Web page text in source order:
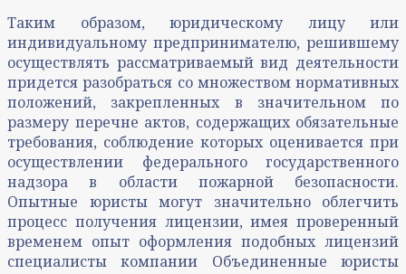
Таким образом, юридическому лицу или
индивидуальному предпринимателю, решившему
осуществлять рассматриваемый вид деятельности
придется разобраться со множеством нормативных
положений, закрепленных в значительном по
размеру перечне актов, содержащих обязательные
требования, соблюдение которых оценивается при
осуществлении федерального государственного
надзора в области пожарной безопасности.
Опытные юристы могут значительно облегчить
процесс получения лицензии, имея проверенный
временем опыт оформления подобных лицензий
специалисты компании Объединенные юристы